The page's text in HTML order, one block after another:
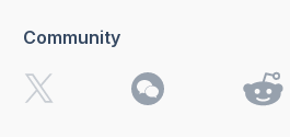
Community